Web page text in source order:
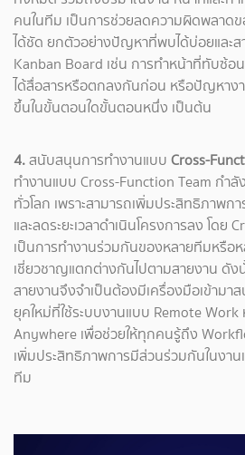
คนในทีม เป็นการช่วยลดความผิดพลาดข
ได้ชัด ยกตัวอย่างปัญหาที่พบได้บ่อยและส
Kanban Board เช่น การทำหน้าที่ทับซ้อ
ได้สื่อสารหรือตกลงกันก่อน หรือปัญหางา
ขึ้นในขั้นตอนใดขั้นตอนหนึ่ง เป็นต้น
4.สนับสนุนการทำงานแบบ Cross-
ทำงานแบบ Cross-Function Team กำ
ทั่วโลก เพราะสามารถเพิ่มประสิทธิภาพ
และลดระยะเวลาดำเนินโครงการลง โดย
เป็นการทำงานร่วมกันของหลายทีมหรือ
เชี่ยวชาญแตกต่างกันไปตามสายงาน ดั
สายงานจึงจำเป็นต้องมีเครื่องมือเข้ามา
ยุคใหม่ที่ใช้ระบบงานแบบ Remote
Anywhere เพื่อช่วยให้ทุกคนรู้ถึง
เพิ่มประสิทธิภาพการมีส่วนร่วมกันในงาน
ทีม